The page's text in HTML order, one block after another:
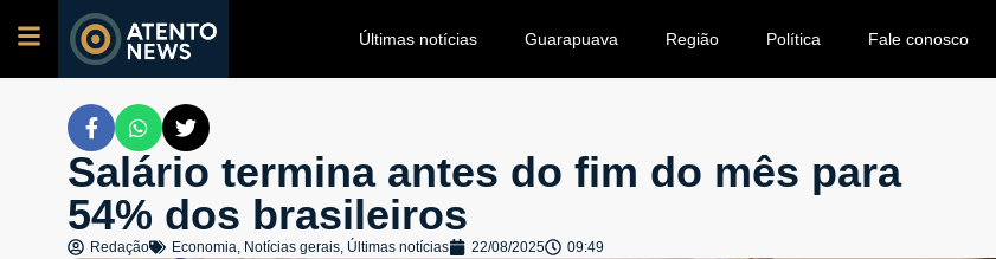
Últimas notícias Guarapuava Região Política Fale conosco
Salário termina antes do fim do mês para
54% dos brasileiros
Redação Economia, Notícias gerais, Últimas notícias 22/08/2025 09:49